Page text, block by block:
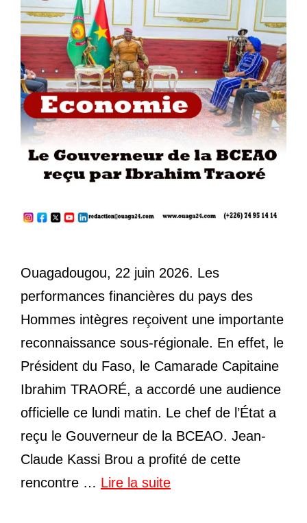
Ouagadougou, 22 juin 2026. Les
performances financières du pays des
Hommes intègres reçoivent une importante
reconnaissance sous-régionale. En effet, le
Président du Faso, le Camarade Capitaine
Ibrahim TRAORÉ, a accordé une audience
officielle ce lundi matin. Le chef de l’État a
reçu le Gouverneur de la BCEAO. Jean-
Claude Kassi Brou a profité de cette
rencontre … Lire la suite